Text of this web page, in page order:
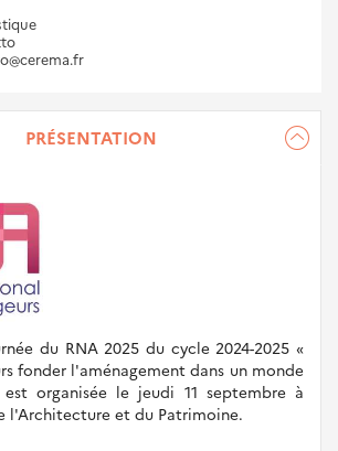
PRÉSENTATION
du RNA 2025 du cycle 2024-2025 «
fonder l'aménagement dans un monde
organisée le jeudi 11 septembre à
l'Architecture et du Patrimoine.